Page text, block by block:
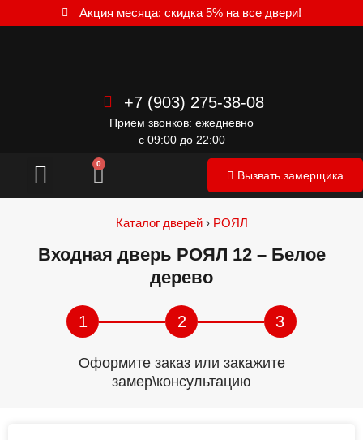
Акция месяца: скидка 5% на все двери!
+7 (903) 275-38-08
Прием звонков: ежедневно
с 09:00 до 22:00
0
Вызвать замерщика
Каталог дверей› РОЯЛ
Входная дверь РОЯЛ 12 – Белое
дерево
1 2 3
Оформите заказ или закажите
замер\консультацию